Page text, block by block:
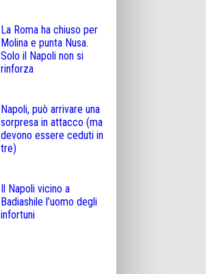
La Roma ha chiuso per
Molina e punta Nusa.
Solo il Napoli non si
rinforza
Napoli, può arrivare una
sorpresa in attacco (ma
devono essere ceduti in
tre)
Il Napoli vicino a
Badiashile l’uomo degli
infortuni